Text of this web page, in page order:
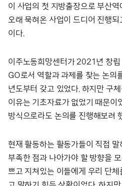
이 사업의 첫 지방출장으로 부산
오래 묵혀온 사업이 드디어 진행
이다.
이주노동희망센터가 2021년 창
GO로서 역할과 과제를 찾는 논
년도부터 갖고 있었다. 하지만 구
이유는 기초자료가 없었기 때문
방식으로라도 논의를 진행해보려
현재 활동하는 활동가들이 직접
부족한 점과 나아가야 할 방향을
쁘고 지쳐있는 이들에게 우리 단